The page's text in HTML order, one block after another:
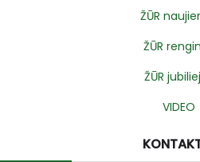
ŽŪR
ŽŪR
ŽŪR
VIDEO